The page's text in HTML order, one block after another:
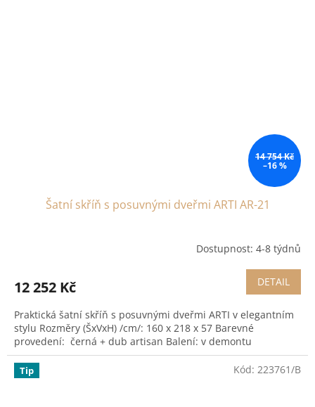
14 754 Kč
–16 %
Šatní skříň s posuvnými dveřmi ARTI AR-21
Dostupnost: 4-8 týdnů
12 252 Kč DETAIL
Praktická šatní skříň s posuvnými dveřmi ARTI v elegantním
stylu Rozměry (ŠxVxH) /cm/: 160 x 218 x 57 Barevné
provedení: černá + dub artisan Balení: v demontu
Tip Kód: 223761/B